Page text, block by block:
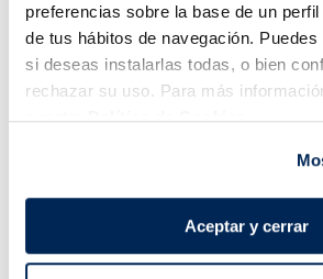
preferencias sobre la base de un
de tus hábitos de navegación. Puedes
si deseas instalarlas todas, o bien
rechazar su uso. Para más
nuestraPolítica de Cookies.
Aceptar y cerrar
Combina-ho i fes un menú